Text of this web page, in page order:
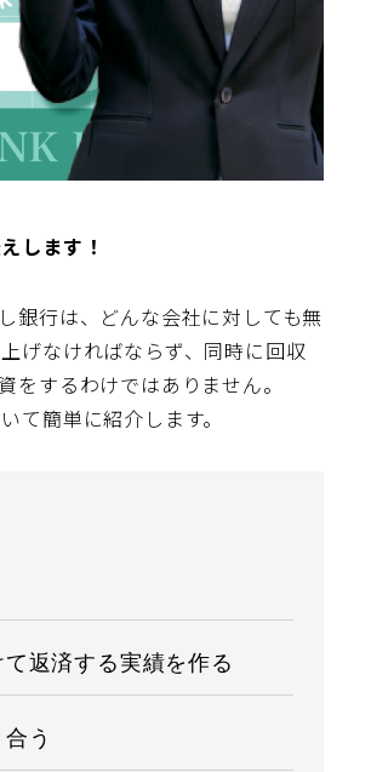
します！
銀行は、どんな会社に対しても無
げなければならず、同時に回収
するわけではありません。
て簡単に紹介します。
返済する実績を作る
う